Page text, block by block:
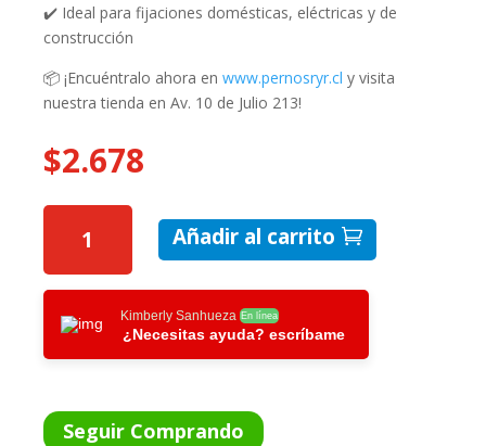
✔️ Ideal para fijaciones domésticas, eléctricas y de
construcción
📦 ¡Encuéntralo ahora en www.pernosryr.cl y visita
nuestra tienda en Av. 10 de Julio 213!
$2.678
TARUGO
NYLON
S-
10
Añadir al carrito
Kimberly Sanhueza En línea
¿Necesitas ayuda? escríbame
Seguir Comprando